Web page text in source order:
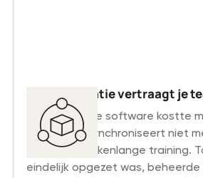
Implementatie vertraagt je
Je bestaande software kostte
installeren, synchroniseert niet
en vereist wekenlange training.
eindelijk opgezet was, beheerde